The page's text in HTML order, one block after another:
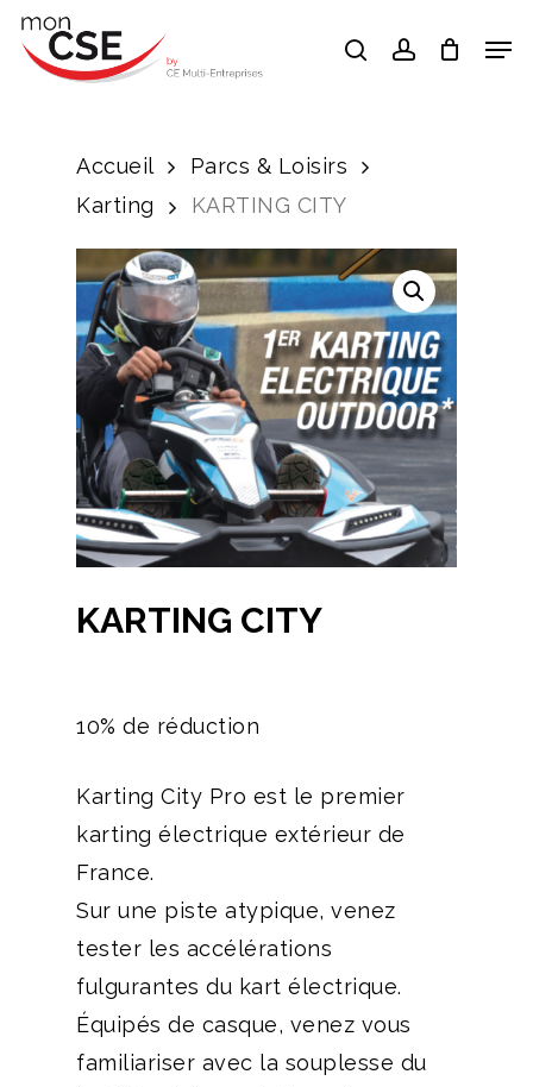
Skip
searchaccount
Accueil
Parcs & Loisirs
Karting
KARTING CITY
KARTING CITY
10% de réduction
Karting City Pro est le premier
karting électrique extérieur de
France.
Sur une piste atypique, venez
tester les accélérations
fulgurantes du kart électrique.
Équipés de casque, venez vous
familiariser avec la souplesse du